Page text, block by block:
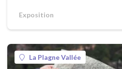
Exposition
La Plagne Vallée